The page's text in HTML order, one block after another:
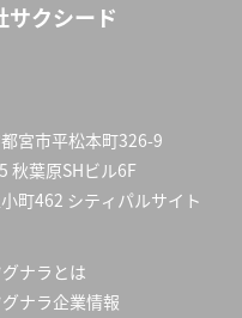
サクシード
宮市平松本町326-9
秋葉原SHビル6F
町462 シティパルサイト
ナラとは
ナラ企業情報